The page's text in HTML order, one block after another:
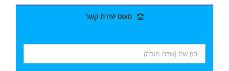
טופס יצירת קשר